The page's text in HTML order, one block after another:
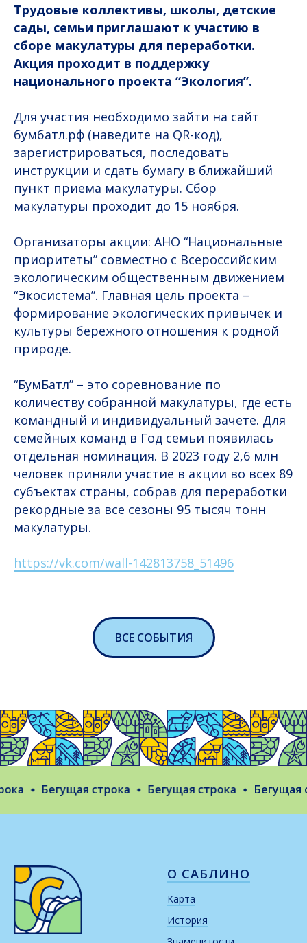
Трудовые коллективы, школы, детские
сады, семьи приглашают к участию в
сборе макулатуры для переработки.
Акция проходит в поддержку
национального проекта “Экология”.
Для участия необходимо зайти на сайт
бумбатл.рф (наведите на QR-код),
зарегистрироваться, последовать
инструкции и сдать бумагу в ближайший
пункт приема макулатуры. Сбор
макулатуры проходит до 15 ноября.
Организаторы акции: АНО “Национальные
приоритеты” совместно с Всероссийским
экологическим общественным движением
“Экосистема”. Главная цель проекта –
формирование экологических привычек и
культуры бережного отношения к родной
природе.
“БумБатл” – это соревнование по
количеству собранной макулатуры, где есть
командный и индивидуальный зачете. Для
семейных команд в Год семьи появилась
отдельная номинация. В 2023 году 2,6 млн
человек приняли участие в акции во всех 89
субъектах страны, собрав для переработки
рекордные за все сезоны 95 тысяч тонн
макулатуры.
https://vk.com/wall-142813758_51496
ВСЕ СОБЫТИЯ
Бегущая строка Бегущая строка Бегущая
О САБЛИНО
Карта
История